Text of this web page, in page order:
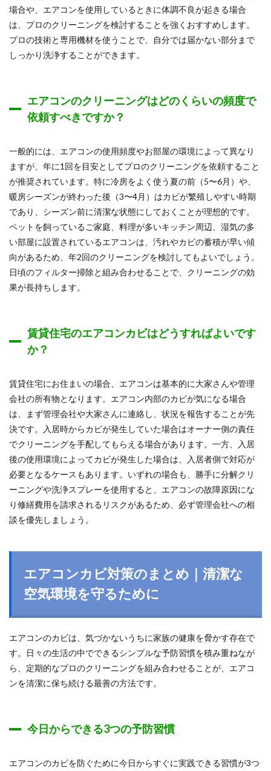
場合や、エアコンを使用しているときに体調不良が起きる場合
は、プロのクリーニングを検討することを強くおすすめします。
プロの技術と専用機材を使うことで、自分では届かない部分まで
しっかり洗浄することができます。
エアコンのクリーニングはどのくらいの頻度で
依頼すべきですか？
一般的には、エアコンの使用頻度やお部屋の環境によって異なり
ますが、年に1回を目安としてプロのクリーニングを依頼すること
が推奨されています。特に冷房をよく使う夏の前（5〜6月）や、
暖房シーズンが終わった後（3〜4月）はカビが繁殖しやすい時期
であり、シーズン前に清潔な状態にしておくことが理想的です。
ペットを飼っているご家庭、料理が多いキッチン周辺、湿気の多
い部屋に設置されているエアコンは、汚れやカビの蓄積が早い傾
向があるため、年2回のクリーニングを検討してもよいでしょう。
日頃のフィルター掃除と組み合わせることで、クリーニングの効
果が長持ちします。
賃貸住宅のエアコンカビはどうすればよいです
か？
賃貸住宅にお住まいの場合、エアコンは基本的に大家さんや管理
会社の所有物となります。エアコン内部のカビが気になる場合
は、まず管理会社や大家さんに連絡し、状況を報告することが先
決です。入居時からカビが発生していた場合はオーナー側の責任
でクリーニングを手配してもらえる場合があります。一方、入居
後の使用環境によってカビが発生した場合は、入居者側で対応が
必要となるケースもあります。いずれの場合も、勝手に分解クリ
ーニングや洗浄スプレーを使用すると、エアコンの故障原因にな
り修繕費用を請求されるリスクがあるため、必ず管理会社への相
談を優先しましょう。
エアコンカビ対策のまとめ｜清潔な
空気環境を守るために
エアコンのカビは、気づかないうちに家族の健康を脅かす存在で
す。日々の生活の中でできるシンプルな予防習慣を積み重ねなが
ら、定期的なプロのクリーニングを組み合わせることが、エアコ
ンを清潔に保ち続ける最善の方法です。
今日からできる3つの予防習慣
エアコンのカビを防ぐために今日からすぐに実践できる習慣が3つ